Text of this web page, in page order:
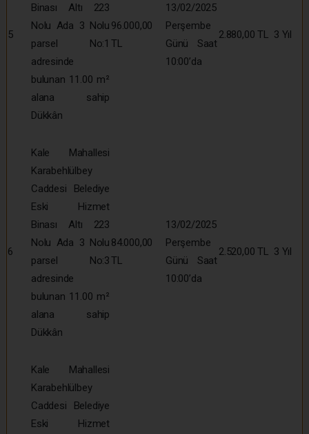
5
Binası Altı 223
Nolu Ada 3 Nolu
parsel No:1
adresinde
bulunan 11.00 m²
alana sahip
Dükkân
96.000,00
TL
13/02/2025
Perşembe
Günü Saat
10:00’da
2.880,00 TL 3 Yıl
6
Kale Mahallesi
Karabehlülbey
Caddesi Belediye
Eski Hizmet
Binası Altı 223
Nolu Ada 3 Nolu
parsel No:3
adresinde
bulunan 11.00 m²
alana sahip
Dükkân
84.000,00
TL
13/02/2025
Perşembe
Günü Saat
10:00’da
2.520,00 TL 3 Yıl
Kale Mahallesi
Karabehlülbey
Caddesi Belediye
Eski Hizmet